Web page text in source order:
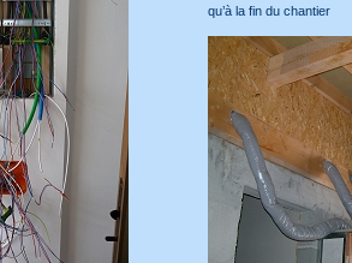
qu’à la fin du chantier